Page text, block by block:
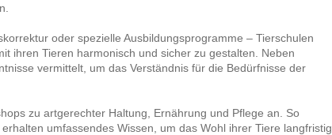
oder spezielle Ausbildungsprogramme – Tierschulen
ihren Tieren harmonisch und sicher zu gestalten. Neben
vermittelt, um das Verständnis für die Bedürfnisse der
zu artgerechter Haltung, Ernährung und Pflege an. So
umfassendes Wissen, um das Wohl ihrer Tiere langfristig